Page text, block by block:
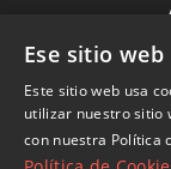
Ese sitio
Este sitio web usa
utilizar nuestro sitio
con nuestra Política